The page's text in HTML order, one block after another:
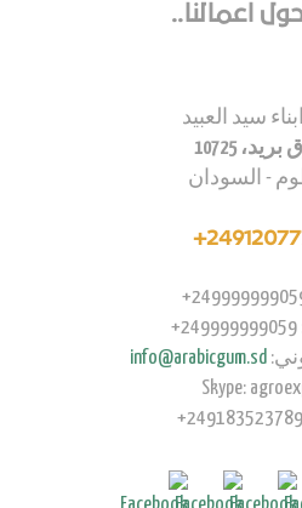
اعمالنا..
سيد العبيد
10725
- السودان
info@arabicgum.sd
Skype: